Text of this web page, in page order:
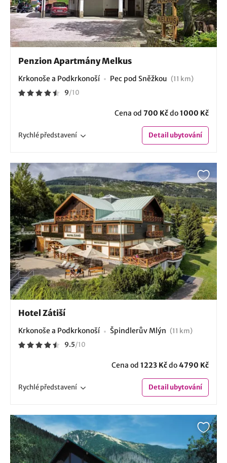
Penzion Apartmány Melkus
Krkonoše a Podkrkonoší Pec pod Sněžkou (11 km)
9/10
Cena od 700 Kčdo1000 Kč
Rychlépředstavení Detailubytování
Hotel Zátiší
Krkonoše a Podkrkonoší Špindlerův Mlýn (11 km)
9.5/10
Cena od 1223 Kčdo4790 Kč
Rychlépředstavení Detailubytování